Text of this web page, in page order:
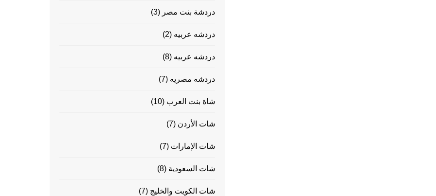
دردشة بنت مصر (3)
دردشه عربيه (2)
دردشه عربيه (8)
دردشه مصريه (7)
شاة بنت العرب (10)
شات الأردن (7)
شات الإمارات (7)
شات السعودية (8)
شات الكويت والخليج (7)